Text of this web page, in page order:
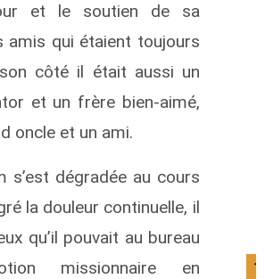
et le soutien de sa
amis qui étaient toujours
côté il était aussi un
et un frère bien-aimé,
oncle et un ami.
s’est dégradée au cours
la douleur continuelle, il
qu’il pouvait au bureau
missionnaire en